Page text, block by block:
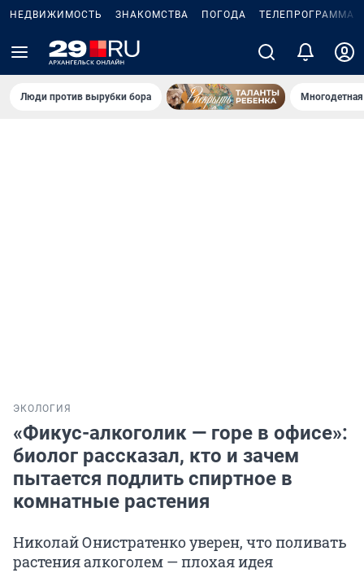
НЕДВИЖИМОСТЬ ЗНАКОМСТВА ПОГОДА ТЕЛЕПРОГРАММА
Люди против вырубки бора
ЭКОЛОГИЯ
«Фикус-алкоголик — горе в офисе»:
биолог рассказал, кто и зачем
пытается подлить спиртное в
комнатные растения
Николай Онистратенко уверен, что поливать
растения алкоголем — плохая идея